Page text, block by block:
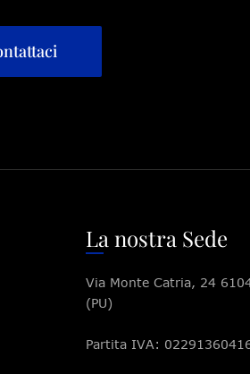
La nostra Sede
Via Monte Catria, 24
(PU)
Partita IVA: